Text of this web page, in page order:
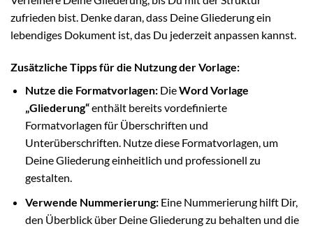
zufrieden bist. Denke daran, dass Deine Gliederung ein
lebendiges Dokument ist, das Du jederzeit anpassen kannst.
Zusätzliche Tipps für die Nutzung der Vorlage:
Nutze die Formatvorlagen:DieWord Vorlage
„Gliederung“enthält bereits vordefinierte
Formatvorlagen für Überschriften und
Unterüberschriften. Nutze diese Formatvorlagen, um
Deine Gliederung einheitlich und professionell zu
gestalten.
Verwende Nummerierung:Eine Nummerierung hilft Dir,
den Überblick über Deine Gliederung zu behalten und die